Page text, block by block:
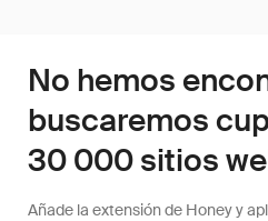
No hemos
buscaremos
30 000 sitios
Añade la extensión de Honey y